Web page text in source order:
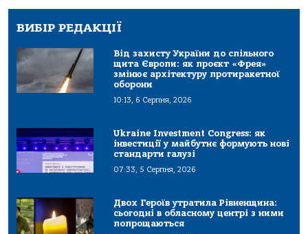
ВИБІР РЕДАКЦІЇ
Від захисту України до спільного
щита Європи: як проєкт «Фрея»
змінює архітектуру протиракетної
оборони
10:13, 6 Серпня, 2026
Ukraine Investment Congress: як
інвестиції у майбутнє формують нові
стандарти галузі
07:33, 5 Серпня, 2026
Двох Героїв утратила Рівненщина:
сьогодні в обласному центрі з ними
попрощаються